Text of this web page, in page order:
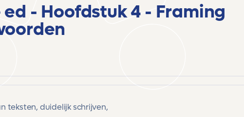
ed - Hoofdstuk 4 - Framing
teksten, duidelijk schrijven,